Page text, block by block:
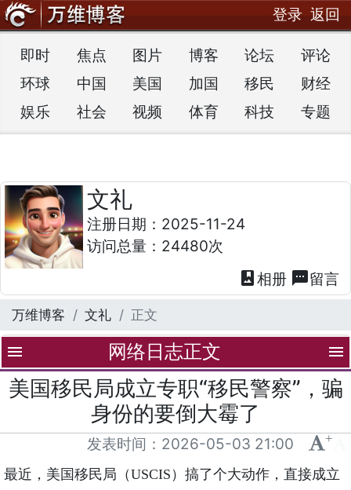
登录 返回
即时 焦点 图片 博客 论坛
评论
环球
中国 美国 加国 移民
财经
娱乐
社会 视频 体育 科技 专题
文礼
注册日期：2025-11-24
访问总量：24480次
photo_album 相册 textsms留言
万维博客 文礼 正文
menu 网络日志正文 menu
美国移民局成立专职“移民警察”，骗
身份的要倒大霉了
发表时间： 2026-05-03 21:00 +
最近，美国移民局（USCIS）搞了个大动作，直接成立